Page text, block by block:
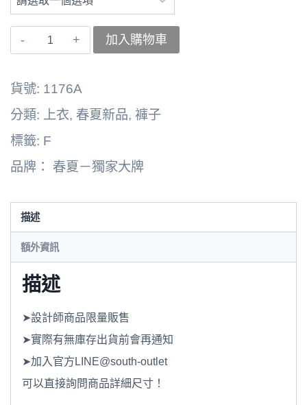
〚獨
衣
262103-
數
量
加入購物車
貨號: 1176A
分類:
上衣, 春夏新品, 褲子
標籤: F
品牌： 春夏－獨家大牌
描述
額外資訊
描述
➤設計師商品限量販售
➤實際有無庫存出貨前會再通知
➤加入官方LINE@south-outlet
可以直接詢問商品詳細尺寸！